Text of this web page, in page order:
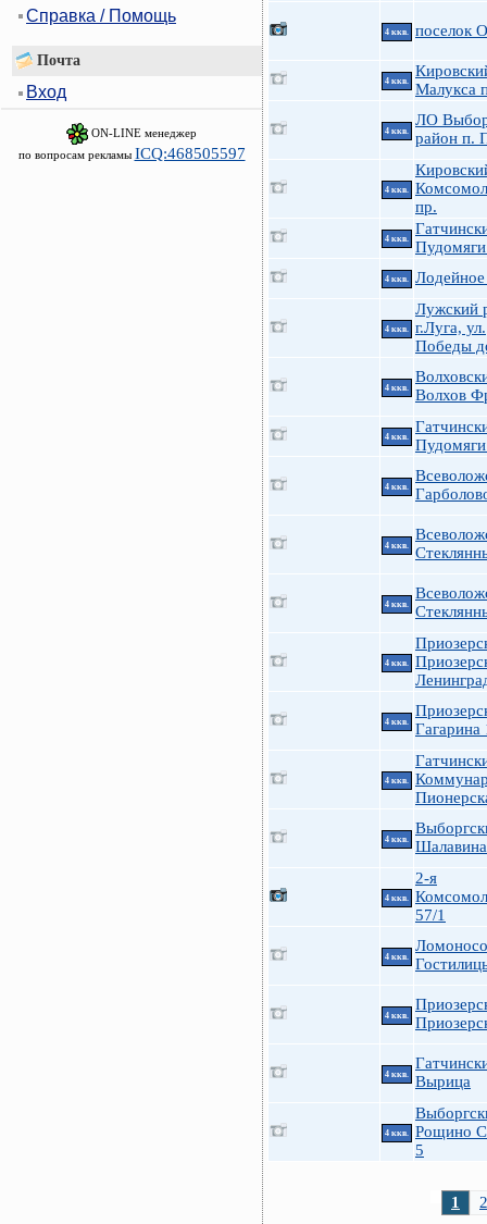
Справка / Помощь
Почта
Вход
ON-LINE менеджер
по вопросам рекламы ICQ:468505597
4 ккв. поселок
4 ккв.
Малукса
4 ккв.
ЛО
район п.
4 ккв.
пр.
4 ккв.
4 ккв.
4 ккв.
Лужский
г.Луга, ул.
Победы
4 ккв.
Волхов
4 ккв.
4 ккв.
4 ккв.
4 ккв.
4 ккв.
4 ккв.
Гагарина
4 ккв.
4 ккв.
4 ккв.
2-я
57/1
4 ккв.
4 ккв.
4 ккв.
Вырица
4 ккв.
Рощино
5
1 2